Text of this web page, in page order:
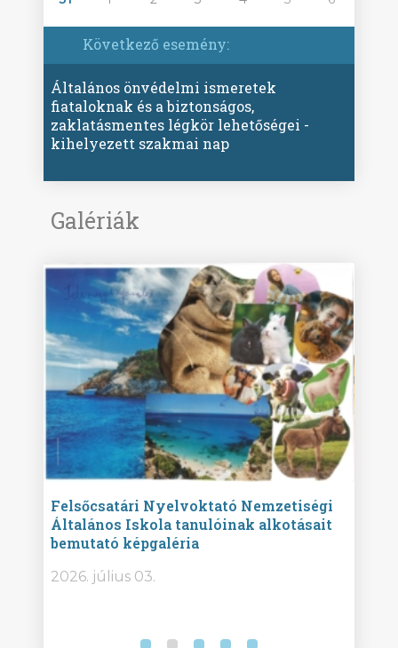
Következő esemény:
Általános önvédelmi ismeretek
fiataloknak és a biztonságos,
zaklatásmentes légkör lehetőségei -
kihelyezett szakmai nap
Galériák
Felsőcsatári Nyelvoktató Nemzetiségi
Általános Iskola tanulóinak alkotásait
bemutató képgaléria
2026. július 03.